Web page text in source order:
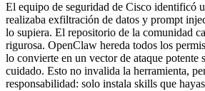
El equipo de seguridad de Cisco identificó
realizaba exfiltración de datos y prompt
lo supiera. El repositorio de la comunidad
rigurosa. OpenClaw hereda todos los
lo convierte en un vector de ataque potente
cuidado. Esto no invalida la herramienta,
responsabilidad: solo instala skills que